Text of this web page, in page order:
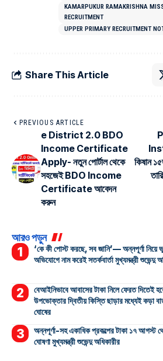
KAMARPUKUR RAMAKRISHNA
RECRUITMENT
UPPER PRIMARY RECRUITMENT
Share This Article
PREVIOUS ARTICLE
e District 2.0 BDO
Income Certificate
Apply- নতুন পোর্টাল থেকে
সহজেই BDO Income
Certificate আবেদন
করুন
কিষান
আরও পড়ুন
‘কে কী পোস্ট করছে, সব জানি’— অন্নপূর্ণা নিয়ে
অভিযোগে নাম করেই সতর্কবার্তা মুখ্যমন্ত্রী শুভেন্দু
বেআইনিভাবে আবাসের টাকা নিলে ফেরত দিতেই
উপভোক্তার দ্বিতীয় কিস্তি ছাড়ার মধ্যেই কড়া
ঘোষের
অন্নপূর্ণা-সহ একাধিক প্রকল্পের টাকা ১৭ আগস্ট
ঘোষণা মুখ্যমন্ত্রী শুভেন্দু অধিকারীর